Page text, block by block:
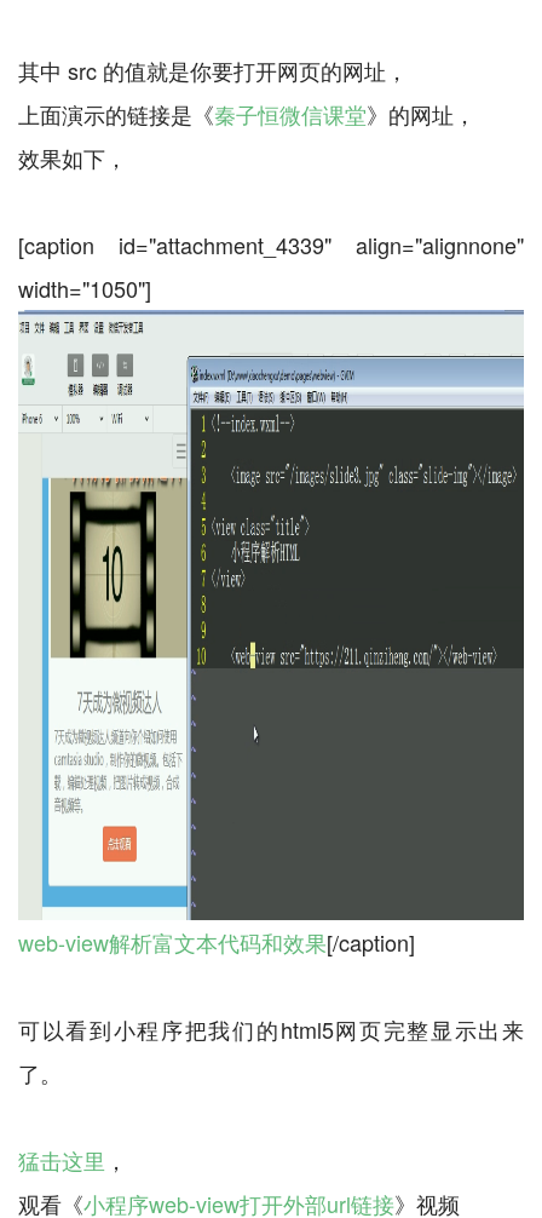
其中 src 的值就是你要打开网页的网址，
上面演示的链接是《秦子恒微信课堂》的网址，
效果如下，
[caption id="attachment_4339" align="alignnone"
width="1050"]
web-view解析富文本代码和效果[/caption]
可以看到小程序把我们的html5网页完整显示出来
了。
猛击这里 ，
观看《小程序web-view打开外部url链接